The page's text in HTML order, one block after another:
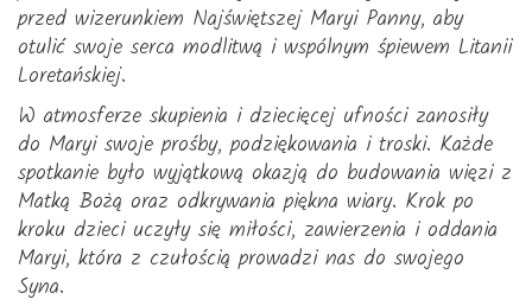
przed wizerunkiem Najświętszej Maryi Panny, aby
otulić swoje serca modlitwą i wspólnym śpiewem Litanii
Loretańskiej.
W atmosferze skupienia i dziecięcej ufności zanosiły
do Maryi swoje prośby, podziękowania i troski. Każde
spotkanie było wyjątkową okazją do budowania więzi z
Matką Bożą oraz odkrywania piękna wiary. Krok po
kroku dzieci uczyły się miłości, zawierzenia i oddania
Maryi, która z czułością prowadzi nas do swojego
Syna.